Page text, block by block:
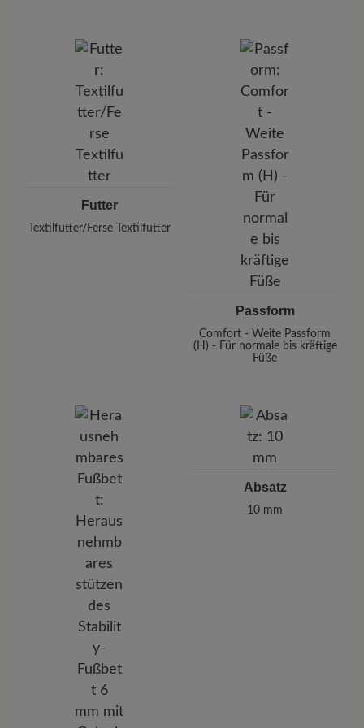
Futter
Textilfutter/Ferse Textilfutter
Passform
Comfort - Weite Passform
(H) - Für normale bis kräftige
Füße
Absatz
10 mm